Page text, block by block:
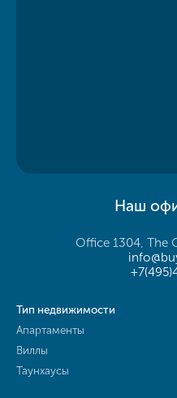
Наш
Office 1304, The
Тип недвижимости
Апартаменты
Виллы
Таунхаусы